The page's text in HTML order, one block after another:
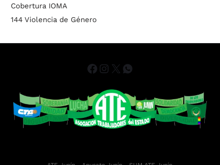
Cobertura IOMA
144 Violencia de Género